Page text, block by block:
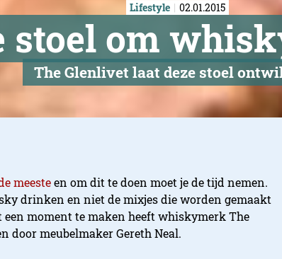
Lifestyle 02.01.2015
stoel om
The Glenlivet laat deze stoel
meesteen om dit te doen moet je de tijd nemen.
drinken en niet de mixjes die worden gemaakt
moment te maken heeft whiskymerk The
door meubelmaker Gereth Neal.